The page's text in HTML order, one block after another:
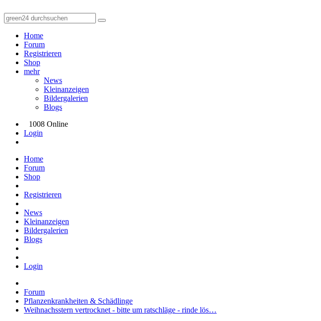
Home
Forum
Registrieren
Shop
mehr
News
Kleinanzeigen
Bildergalerien
Blogs
1008 Online
Login
Home
Forum
Shop
Registrieren
News
Kleinanzeigen
Bildergalerien
Blogs
Login
Forum
Pflanzenkrankheiten & Schädlinge
Weihnachsstern vertrocknet - bitte um ratschläge - rinde lös…